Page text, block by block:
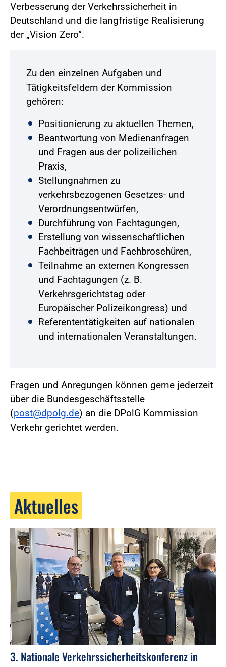
Verbesserung der Verkehrssicherheit in
Deutschland und die langfristige Realisierung
der „Vision Zero“.
Zu den einzelnen Aufgaben und
Tätigkeitsfeldern der Kommission
gehören:
Positionierung zu aktuellen Themen,
Beantwortung von Medienanfragen
und Fragen aus der polizeilichen
Praxis,
Stellungnahmen zu
verkehrsbezogenen Gesetzes- und
Verordnungsentwürfen,
Durchführung von Fachtagungen,
Erstellung von wissenschaftlichen
Fachbeiträgen und Fachbroschüren,
Teilnahme an externen Kongressen
und Fachtagungen (z. B.
Verkehrsgerichtstag oder
Europäischer Polizeikongress) und
Referententätigkeiten auf nationalen
und internationalen Veranstaltungen.
Fragen und Anregungen können gerne jederzeit
über die Bundesgeschäftsstelle
(post@dpolg.de) an die DPolG Kommission
Verkehr gerichtet werden.
Aktuelles
Foto:Foto: DPolG
3. Nationale Verkehrssicherheitskonferenz in